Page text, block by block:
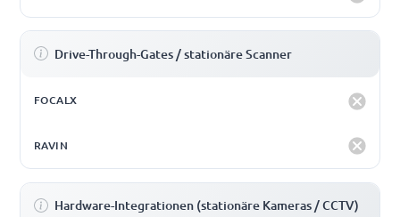
Drive-Through-Gates / stationäre Scanner
Hardware-Integrationen (stationäre Kameras / CCTV)